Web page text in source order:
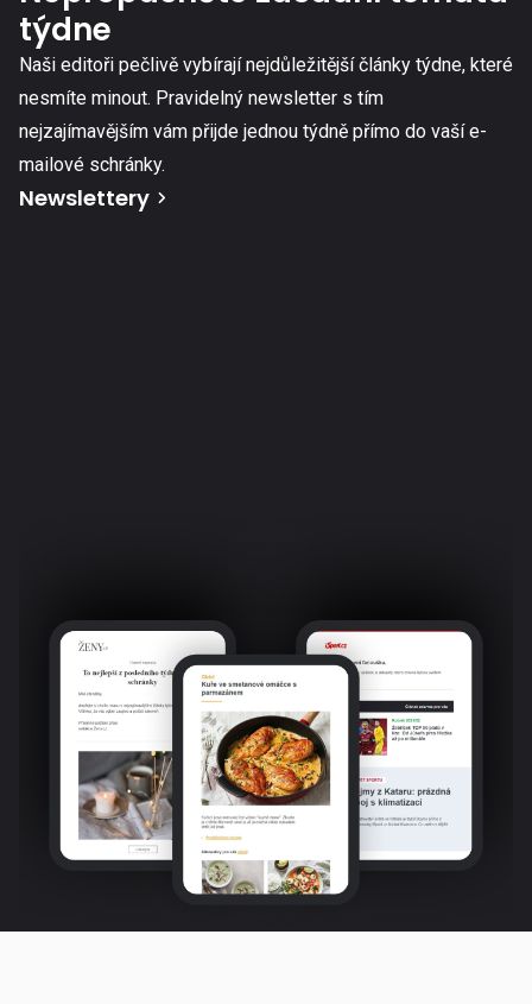
týdne
Naši editoři pečlivě vybírají nejdůležitější články týdne, které
nesmíte minout. Pravidelný newsletter s tím
nejzajímavějším vám přijde jednou týdně přímo do vaší e-
mailové schránky.
Newslettery